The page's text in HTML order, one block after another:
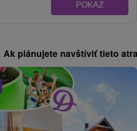
POKAZ
Ak plánujete navštíviť tieto